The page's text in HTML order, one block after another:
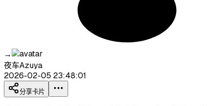
→
夜车Azuya
2026-02-05 23:48:01
分享卡片